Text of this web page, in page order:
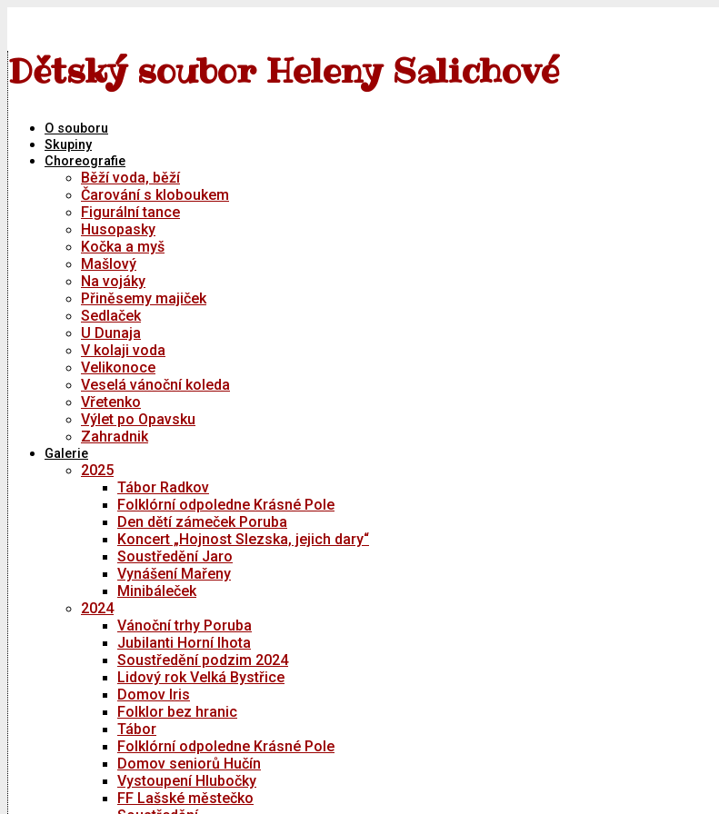
Dětský soubor Heleny Salichové
O souboru
Skupiny
Choreografie
Běží voda, běží
Čarování s kloboukem
Figurální tance
Husopasky
Kočka a myš
Mašlový
Na vojáky
Přiněsemy majiček
Sedlaček
U Dunaja
V kolaji voda
Velikonoce
Veselá vánoční koleda
Vřetenko
Výlet po Opavsku
Zahradnik
Galerie
2025
Tábor Radkov
Folklórní odpoledne Krásné Pole
Den dětí zámeček Poruba
Koncert „Hojnost Slezska, jejich dary“
Soustředění Jaro
Vynášení Mařeny
Minibáleček
2024
Vánoční trhy Poruba
Jubilanti Horní lhota
Soustředění podzim 2024
Lidový rok Velká Bystřice
Domov Iris
Folklor bez hranic
Tábor
Folklórní odpoledne Krásné Pole
Domov seniorů Hučín
Vystoupení Hlubočky
FF Lašské městečko